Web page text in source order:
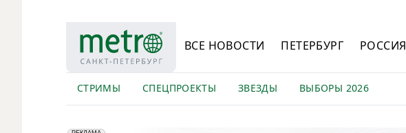
ВСЕ НОВОСТИ ПЕТЕРБУРГ РОССИЯ
СТРИМЫ СПЕЦПРОЕКТЫ ЗВЕЗДЫ ВЫБОРЫ 2026